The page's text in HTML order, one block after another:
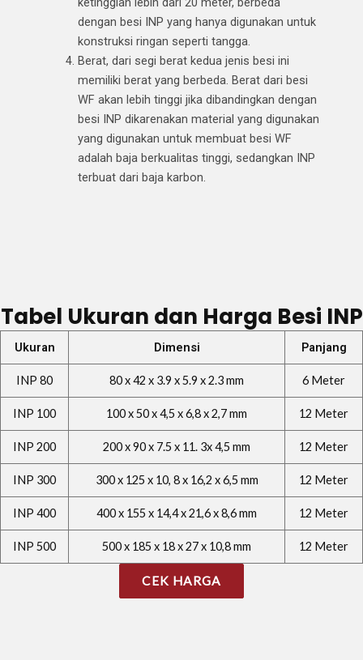
dengan besi INP yang hanya digunakan untuk
konstruksi ringan seperti tangga.
Berat, dari segi berat kedua jenis besi ini
memiliki berat yang berbeda. Berat dari besi
WF akan lebih tinggi jika dibandingkan dengan
besi INP dikarenakan material yang digunakan
yang digunakan untuk membuat besi WF
adalah baja berkualitas tinggi, sedangkan INP
terbuat dari baja karbon.
Tabel Ukuran dan Harga Besi INP
Ukuran Dimensi Panjang
INP 80 80 x 42 x 3.9 x 5.9 x 2.3 mm 6 Meter
INP 100 100 x 50 x 4,5 x 6,8 x 2,7 mm 12 Meter
INP 200 200 x 90 x 7.5 x 11. 3x 4,5 mm 12 Meter
INP 300 300 x 125 x 10, 8 x 16,2 x 6,5 mm 12 Meter
INP 400 400 x 155 x 14,4 x 21,6 x 8,6 mm 12 Meter
INP 500 500 x 185 x 18 x 27 x 10,8 mm 12 Meter
CEK HARGA